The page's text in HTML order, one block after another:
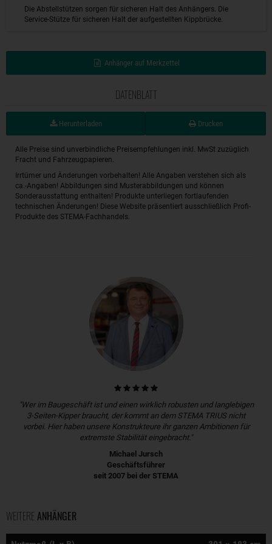
Die Abstellstützen sorgen für sicheren Halt des Anhängers. Die
Service-Stütze für sicheren Halt der aufgestellten Kippbrücke.
Anhänger auf Merkzettel
DATENBLATT
Herunterladen Drucken
Alle Preise sind unverbindliche Preisempfehlungen inkl. MwSt zuzüglich
Fracht und Fahrzeugpapieren.
Irrtümer und Änderungen vorbehalten! Alle Angaben verstehen sich als
ca.-Angaben! Abbildungen sind Musterabbildungen und können
Sonderausstattung enthalten! Produkte unterliegen fortlaufenden
technischen Änderungen! Diese Website präsentiert ausschließlich Profi-
Produkte des STEMA-Fachhandels.
"Wer im Baugeschäft ist und einen wirklich robusten und langlebigen
3-Seiten-Kipper braucht, der kommt an dem STEMA TRIUS nicht
vorbei. Hier haben unsere Konstrukteure ihr ganzen Ambitionen für
extremste Stabilität eingebracht."
Michael Jursch
Geschäftsführer
seit 2007 bei der STEMA
WEITERE ANHÄNGER